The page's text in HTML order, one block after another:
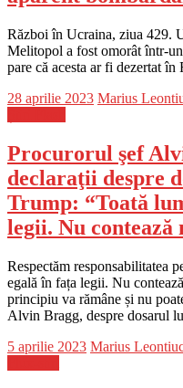
Război în Ucraina, ziua 429.
Melitopol a fost omorât într-
pare că acesta ar fi dezertat în
Posted
28 aprilie 2023 Author
Marius
Procurorul şef
declaraţii despre
Trump: “Toată
legii. Nu
Respectăm responsabilitatea
egală în fața legii. Nu
principiu va rămâne și nu
Alvin Bragg, despre dosarul
Posted
5 aprilie 2023 Author
Marius